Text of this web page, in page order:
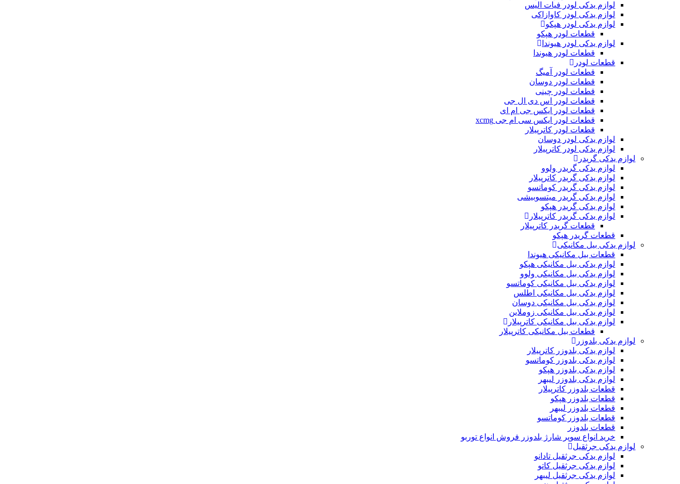
لوازم یدکی لودر فیات الیس
لوازم یدکی لودر کاوازاکی
لوازم یدکی لودر هپکو
قطعات لودر هپکو
لوازم یدکی لودر هیوندا
قطعات لودر هیوندا
قطعات لودر
قطعات لودر آمیگ
قطعات لودر دوسان
قطعات لودر چینی
قطعات لودر اس دی ال جی
قطعات لودر ایکس جی ام ای
قطعات لودر ایکس سی ام جی xcmg
قطعات لودر کاترپیلار
لوازم یدکی لودر دوسان
لوازم یدکی لودر کاترپیلار
لوازم یدکی گریدر
لوازم یدکی گریدر ولوو
لوازم یدکی گریدر کاترپیلار
لوازم یدکی گریدر کوماتسو
لوازم یدکی گریدر میتسوبیشی
لوازم یدکی گریدر هپکو
لوازم یدکی گریدر کاترپیلار
قطعات گریدر کاترپیلار
قطعات گریدر هپکو
لوازم یدکی بیل مکانیکی
قطعات بیل مکانیکی هیوندا
لوازم یدکی بیل مکانیکی هپکو
لوازم یدکی بیل مکانیکی ولوو
لوازم یدکی بیل مکانیکی کوماتسو
لوازم یدکی بیل مکانیکی اطلس
لوازم یدکی بیل مکانیکی دوسان
لوازم یدکی بیل مکانیکی زوملاین
لوازم یدکی بیل مکانیکی کاترپیلار
قطعات بیل مکانیکی کاترپیلار
لوازم یدکی بلدوزر
لوازم یدکی بلدوزر کاترپیلار
لوازم یدکی بلدوزر کوماتسو
لوازم یدکی بلدوزر هپکو
لوازم یدکی بلدوزر لیبهر
قطعات بلدوزر کاترپیلار
قطعات بلدوزر هپکو
قطعات بلدوزر لیبهر
قطعات بلدوزر کوماتسو
قطعات بلدوزر
خرید انواع سوپر شارژ بلدوزر فروش انواع توربو
لوازم یدکی جرثقیل
لوازم یدکی جرثقیل تادانو
لوازم یدکی جرثقیل کاتو
لوازم یدکی جرثقیل لیبهر